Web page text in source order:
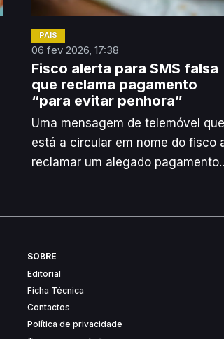
PAÍS
06 fev 2026, 17:38
Fisco alerta para SMS falsa
que reclama pagamento
“para evitar penhora”
Uma mensagem de telemóvel que
está a circular em nome do fisco
reclamar um alegado pagamento
Tributária e Aduaneira (AT).
SOBRE
Editorial
Ficha Técnica
Contactos
Política de privacidade